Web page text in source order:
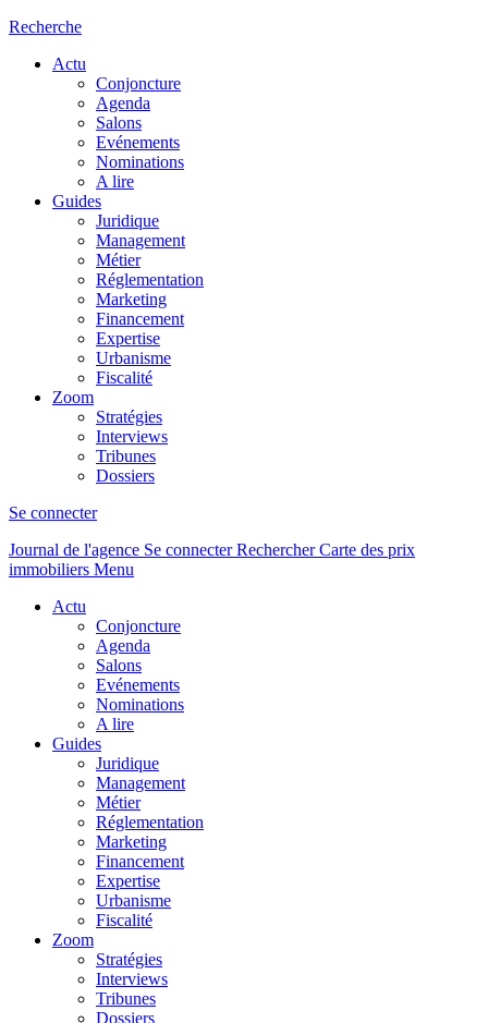
Recherche
Actu
Conjoncture
Agenda
Salons
Evénements
Nominations
A lire
Guides
Juridique
Management
Métier
Réglementation
Marketing
Financement
Expertise
Urbanisme
Fiscalité
Zoom
Stratégies
Interviews
Tribunes
Dossiers
Se connecter
Journal de l'agence Se connecterRechercher Carte des prix
immobiliers Menu
Actu
Conjoncture
Agenda
Salons
Evénements
Nominations
A lire
Guides
Juridique
Management
Métier
Réglementation
Marketing
Financement
Expertise
Urbanisme
Fiscalité
Zoom
Stratégies
Interviews
Tribunes
Dossiers